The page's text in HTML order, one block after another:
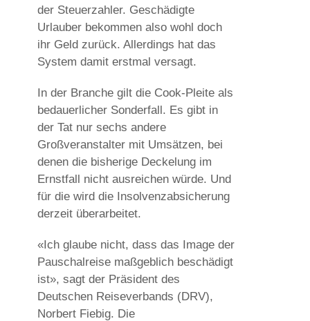
der Steuerzahler. Geschädigte
Urlauber bekommen also wohl doch
ihr Geld zurück. Allerdings hat das
System damit erstmal versagt.
In der Branche gilt die Cook-Pleite als
bedauerlicher Sonderfall. Es gibt in
der Tat nur sechs andere
Großveranstalter mit Umsätzen, bei
denen die bisherige Deckelung im
Ernstfall nicht ausreichen würde. Und
für die wird die Insolvenzabsicherung
derzeit überarbeitet.
«Ich glaube nicht, dass das Image der
Pauschalreise maßgeblich beschädigt
ist», sagt der Präsident des
Deutschen Reiseverbands (DRV),
Norbert Fiebig. Die